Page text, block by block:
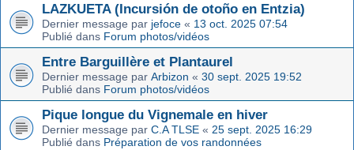
LAZKUETA (Incursión de otoño en Entzia)
Dernier message par jefoce « 13 oct. 2025 07:54
Publié dans Forum photos/vidéos
Entre Barguillère et Plantaurel
Dernier message par Arbizon « 30 sept. 2025 19:52
Publié dans Forum photos/vidéos
Pique longue du Vignemale en hiver
Dernier message par C.A TLSE « 25 sept. 2025 16:29
Publié dans Préparation de vos randonnées